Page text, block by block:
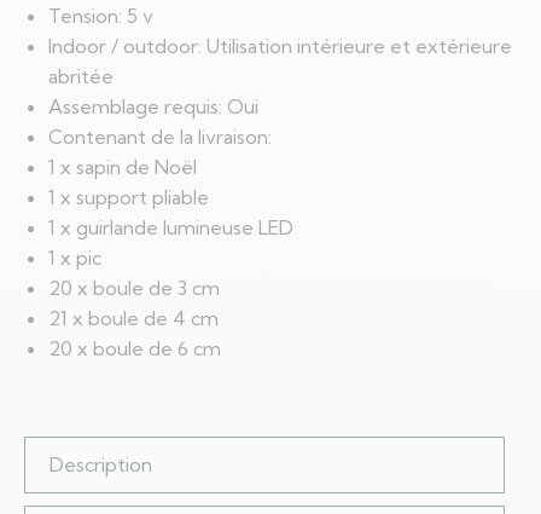
Tension: 5 v
Indoor / outdoor: Utilisation intérieure et extérieure
abritée
Assemblage requis: Oui
Contenant de la livraison:
1 x sapin de Noël
1 x support pliable
1 x guirlande lumineuse LED
1 x pic
20 x boule de 3 cm
21 x boule de 4 cm
20 x boule de 6 cm
Description